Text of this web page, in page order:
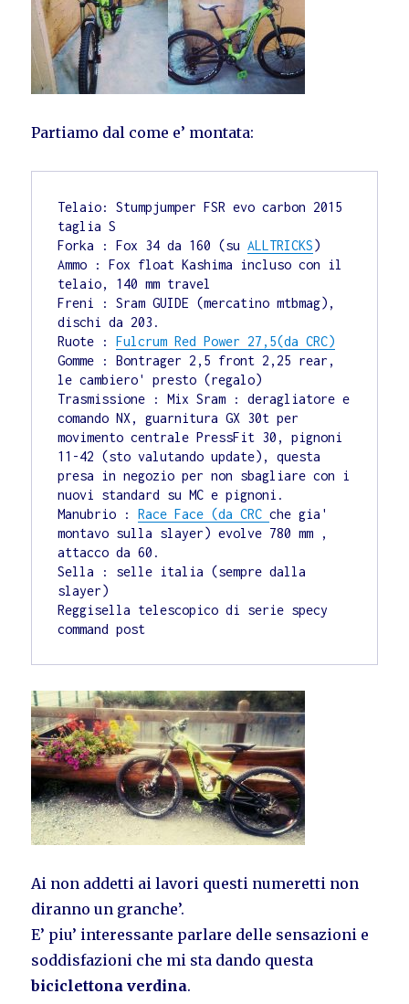
Partiamo dal come e’ montata:
Telaio: Stumpjumper FSR evo carbon 2015
taglia S
Forka : Fox 34 da 160 (su ALLTRICKS)
Ammo : Fox float Kashima incluso con il
telaio, 140 mm travel
Freni : Sram GUIDE (mercatino mtbmag),
dischi da 203.
Ruote : Fulcrum Red Power 27,5(da CRC)
Gomme : Bontrager 2,5 front 2,25 rear,
le cambiero' presto (regalo)
Trasmissione : Mix Sram : deragliatore e
comando NX, guarnitura GX 30t per
movimento centrale PressFit 30, pignoni
11-42 (sto valutando update), questa
presa in negozio per non sbagliare con i
nuovi standard su MC e pignoni.
Manubrio : Race Face (da CRC che gia'
montavo sulla slayer) evolve 780 mm ,
attacco da 60.
Sella : selle italia (sempre dalla
slayer)
Reggisella telescopico di serie specy
command post
Ai non addetti ai lavori questi numeretti non
diranno un granche’.
E’ piu’ interessante parlare delle sensazioni e
soddisfazioni che mi sta dando questa
biciclettona verdina.